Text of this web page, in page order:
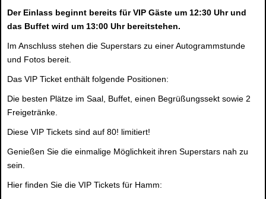
Der Einlass beginnt bereits für VIP Gäste um 12:30 Uhr und
das Buffet wird um 13:00 Uhr bereitstehen.
Im Anschluss stehen die Superstars zu einer Autogrammstunde
und Fotos bereit.
Das VIP Ticket enthält folgende Positionen:
Die besten Plätze im Saal, Buffet, einen Begrüßungssekt sowie 2
Freigetränke.
Diese VIP Tickets sind auf 80! limitiert!
Genießen Sie die einmalige Möglichkeit ihren Superstars nah zu
sein.
Hier finden Sie die VIP Tickets für Hamm: